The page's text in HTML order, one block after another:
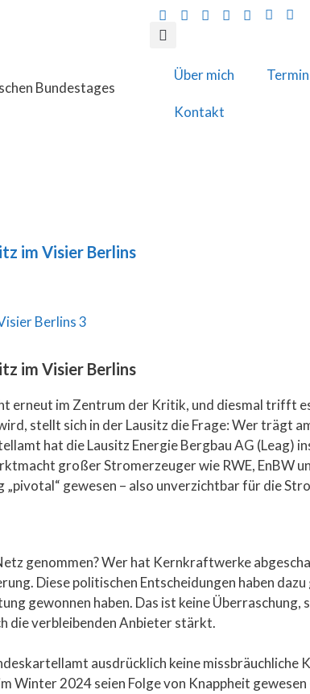
Bundestages
Über mich
Kontakt
im Visier Berlins
im Visier Berlins
erneut im Zentrum der Kritik, und diesmal trifft
stellt sich in der Lausitz die Frage: Wer trägt
hat die Lausitz Energie Bergbau AG (Leag)
großer Stromerzeuger wie RWE, EnBW
gewesen – also unverzichtbar für die
genommen? Wer hat Kernkraftwerke
Diese politischen Entscheidungen haben
gewonnen haben. Das ist keine Überraschung,
die verbleibenden Anbieter stärkt.
ausdrücklich keine
Winter 2024 seien Folge von Knappheit